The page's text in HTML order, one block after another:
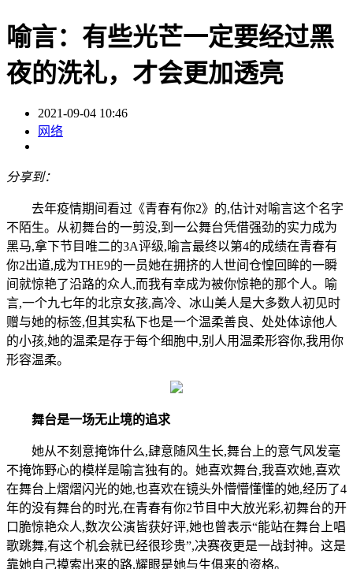
喻言：有些光芒一定要经过黑
夜的洗礼，才会更加透亮
2021-09-04 10:46
网络
分享到：
去年疫情期间看过《青春有你2》的,估计对喻言这个名字
不陌生。从初舞台的一剪没,到一公舞台凭借强劲的实力成为
黑马,拿下节目唯二的3A评级,喻言最终以第4的成绩在青春有
你2出道,成为THE9的一员她在拥挤的人世间仓惶回眸的一瞬
间就惊艳了沿路的众人,而我有幸成为被你惊艳的那个人。喻
言,一个九七年的北京女孩,高冷、冰山美人是大多数人初见时
赠与她的标签,但其实私下也是一个温柔善良、处处体谅他人
的小孩,她的温柔是存于每个细胞中,别人用温柔形容你,我用你
形容温柔。
舞台是一场无止境的追求
她从不刻意掩饰什么,肆意随风生长,舞台上的意气风发毫
不掩饰野心的模样是喻言独有的。她喜欢舞台,我喜欢她,喜欢
在舞台上熠熠闪光的她,也喜欢在镜头外懵懵懂懂的她,经历了4
年的没有舞台的时光,在青春有你2节目中大放光彩,初舞台的开
口脆惊艳众人,数次公演皆获好评,她也曾表示“能站在舞台上唱
歌跳舞,有这个机会就已经很珍贵”,决赛夜更是一战封神。这是
靠她自己摸索出来的路,耀眼是她与生俱来的资格。